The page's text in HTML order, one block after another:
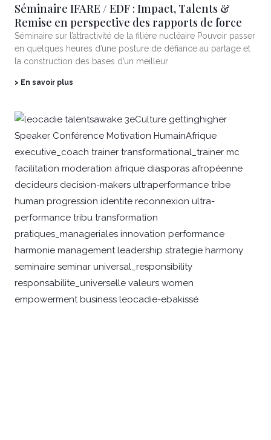
Séminaire IFARE / EDF : Impact, Talents &
Remise en perspective des rapports de force
Séminaire sur l’attractivité de la filière nucléaire Pouvoir passer
en quelques heures d’une posture de défiance au partage et
la construction des bases d’un meilleur
> En savoir plus